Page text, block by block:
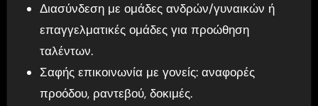
Διασύνδεση με ομάδες ανδρών/γυναικών ή
επαγγελματικές ομάδες για προώθηση
ταλέντων.
Σαφής επικοινωνία με γονείς: αναφορές
προόδου, ραντεβού, δοκιμές.